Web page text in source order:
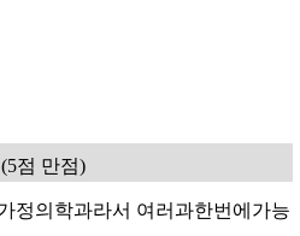
점 만점)
정의학과라서 여러과한번에가능